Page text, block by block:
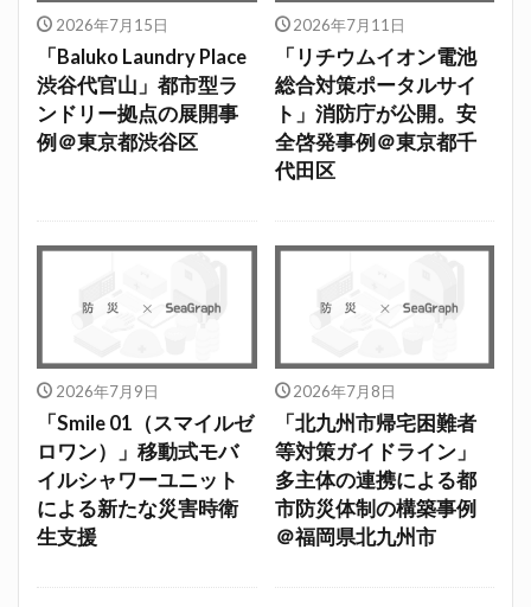
2026年7月15日
「Baluko Laundry Place
渋谷代官山」都市型ラ
ンドリー拠点の展開事
例＠東京都渋谷区
2026年7月11日
「リチウムイオン電池
総合対策ポータルサイ
ト」消防庁が公開。安
全啓発事例＠東京都千
代田区
2026年7月9日
「Smile 01（スマイルゼ
ロワン）」移動式モバ
イルシャワーユニット
による新たな災害時衛
生支援
2026年7月8日
「北九州市帰宅困難者
等対策ガイドライン」
多主体の連携による都
市防災体制の構築事例
＠福岡県北九州市